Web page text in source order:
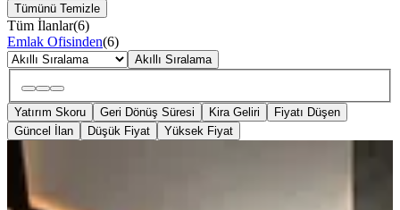
Tümünü Temizle
Tüm İlanlar(6)
Emlak Ofisinden(6)
Akıllı Sıralama
Yatırım Skoru Geri Dönüş Süresi Kira Geliri
Fiyatı Düşen
Güncel İlan
Düşük Fiyat Yüksek Fiyat
SIFIR BİNA